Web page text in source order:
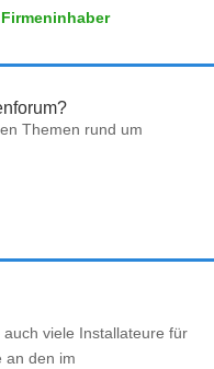
Themen rund um
viele Installateure für
an den im